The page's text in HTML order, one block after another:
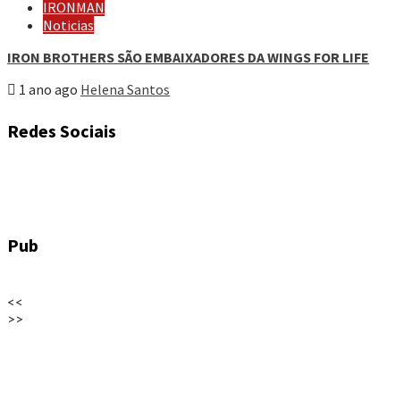
IRONMAN
Noticias
IRON BROTHERS SÃO EMBAIXADORES DA WINGS FOR LIFE
1 ano ago Helena Santos
Redes Sociais
Pub
<<
>>